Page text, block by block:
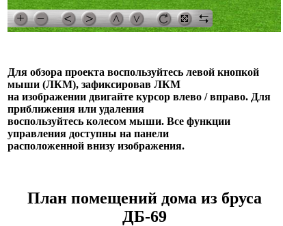
Для обзора проекта воспользуйтесь левой кнопкой
мыши (ЛКМ), зафиксировав ЛКМ
на изображении двигайте курсор влево / вправо. Для
приближения или удаления
воспользуйтесь колесом мыши. Все функции
управления доступны на панели
расположенной внизу изображения.
План помещений дома из бруса
ДБ-69